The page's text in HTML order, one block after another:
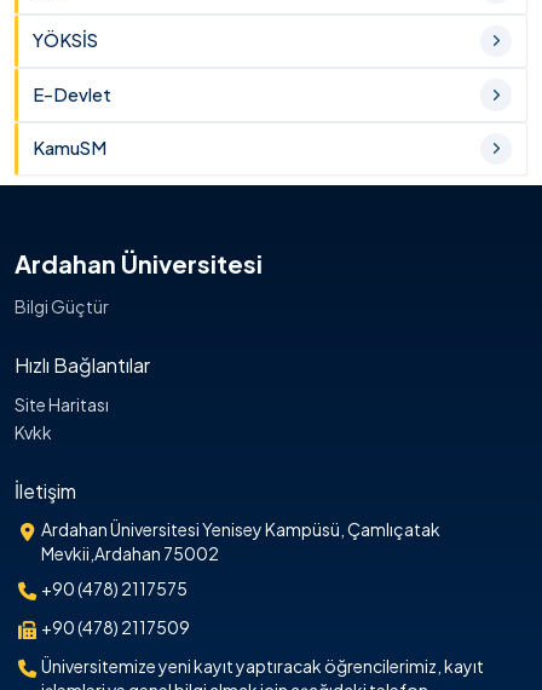
YÖKSİS
E-Devlet
KamuSM
Ardahan Üniversitesi
Bilgi Güçtür
Hızlı Bağlantılar
Site Haritası
Kvkk
İletişim
Ardahan Üniversitesi Yenisey Kampüsü, Çamlıçatak
Mevkii,Ardahan 75002
+90 (478) 2117575
+90 (478) 2117509
Üniversitemize yeni kayıt yaptıracak öğrencilerimiz, kayıt